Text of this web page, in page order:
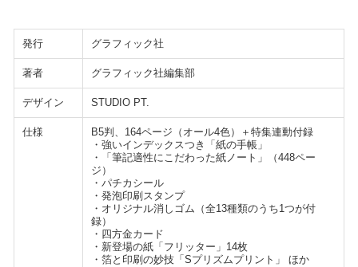
発行 グラフィック社
著者 グラフィック社編集部
デザイン STUDIO PT.
仕様
B5判、164ページ（オール4色）＋特集連動付録
・強いインデックスつき「紙の手帳」
・「筆記適性にこだわった紙ノート」（448ペー
ジ）
・パチカシール
・発泡印刷スタンプ
・オリジナル消しゴム（全13種類のうち1つが付
録）
・四方金カード
・新登場の紙「フリッター」14枚
・箔と印刷の妙技「Sプリズムプリント」 ほか